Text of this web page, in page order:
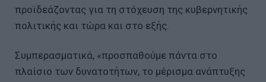
προϊδεάζοντας για τη στόχευση της κυβερνητικής
πολιτικής και τώρα και στο εξής.
Συμπερασματικά, «προσπαθούμε πάντα στο
πλαίσιο των δυνατοτήτων, το μέρισμα ανάπτυξης